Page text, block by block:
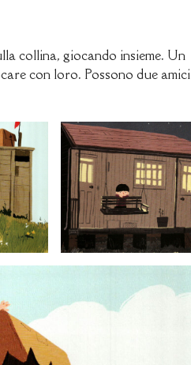
collina, giocando insieme. Un
con loro. Possono due amici